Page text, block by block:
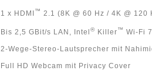
1 x HDMI ™ 2.1 (8K @ 60 Hz / 4K @ 120
Bis 2,5 GBit/s LAN, Intel ® Killer™ Wi-Fi
2-Wege-Stereo-Lautsprecher mit
Full HD Webcam mit Privacy Cover